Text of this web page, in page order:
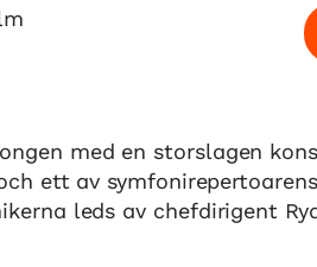
med en storslagen
ett av
leds av chefdirigent